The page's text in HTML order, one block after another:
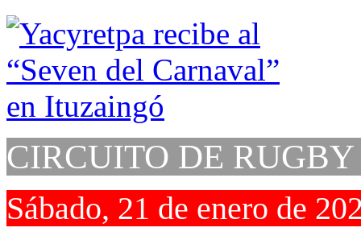
CIRCUITO DE
Sábado, 21 de enero de